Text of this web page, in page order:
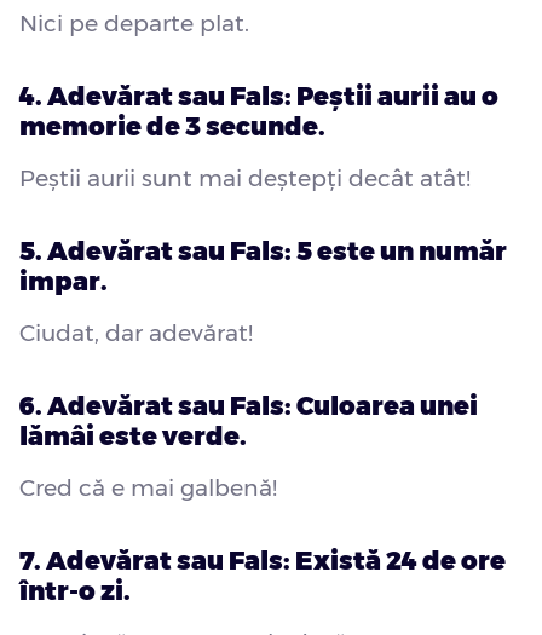
Nici pe departe plat.
4. Adevărat sau Fals: Peștii aurii au o
memorie de 3 secunde.
Peștii aurii sunt mai deștepți decât atât!
5. Adevărat sau Fals: 5 este un număr
impar.
Ciudat, dar adevărat!
6. Adevărat sau Fals: Culoarea unei
lămâi este verde.
Cred că e mai galbenă!
7. Adevărat sau Fals: Există 24 de ore
într-o zi.